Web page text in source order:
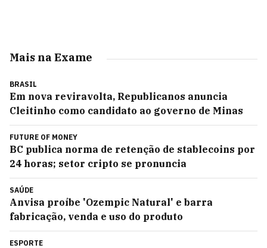
Mais na Exame
BRASIL
Em nova reviravolta, Republicanos anuncia
Cleitinho como candidato ao governo de Minas
FUTURE OF MONEY
BC publica norma de retenção de stablecoins por
24 horas; setor cripto se pronuncia
SAÚDE
Anvisa proíbe 'Ozempic Natural' e barra
fabricação, venda e uso do produto
ESPORTE